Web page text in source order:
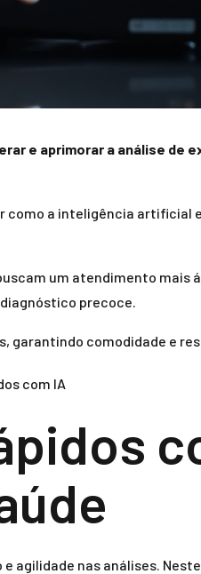
e aprimorar a análise de
como a inteligência artificial
um atendimento mais
precoce.
garantindo comodidade e
agilidade nas análises.